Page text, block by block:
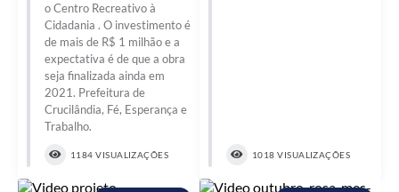
o Centro Recreativo à
Cidadania . O investimento é
de mais de R$ 1 milhão e a
expectativa é de que a obra
seja finalizada ainda em
2021. Prefeitura de
Crucilândia, Fé, Esperança e
Trabalho.
1184 VISUALIZAÇÕES 1018 VISUALIZAÇÕES